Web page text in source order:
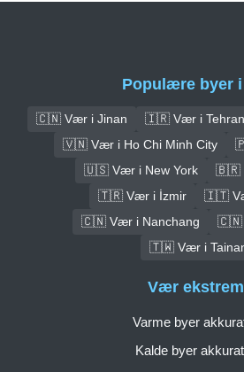
Populære byer i
🇨🇳 Vær i Jinan 🇮🇷 Vær i Tehran
🇻🇳 Vær i Ho Chi Minh City
🇺🇸 Vær i New York
🇧🇷
🇹🇷 Vær i İzmir
🇮🇹
🇨🇳 Vær i Nanchang
🇨🇳
🇹🇼 Vær i
Vær
Varme byer
Kalde byer